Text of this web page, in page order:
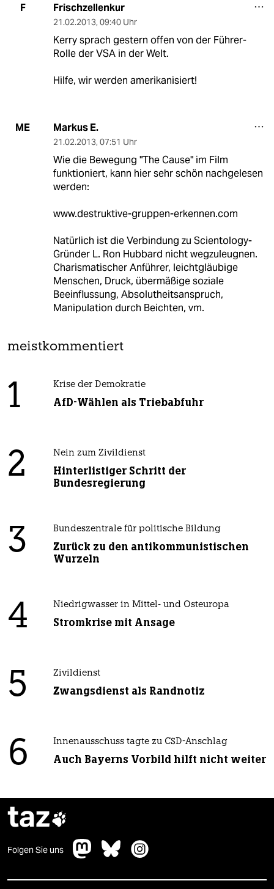
F Frischzellenkur
21.02.2013, 09:40 Uhr
Kerry sprach gestern offen von der Führer-
Rolle der VSA in der Welt.
Hilfe, wir werden amerikanisiert!
ME Markus E.
21.02.2013, 07:51 Uhr
Wie die Bewegung "The Cause" im Film
funktioniert, kann hier sehr schön nachgelesen
werden:
www.destruktive-gruppen-erkennen.com
Natürlich ist die Verbindung zu Scientology-
Gründer L. Ron Hubbard nicht wegzuleugnen.
Charismatischer Anführer, leichtgläubige
Menschen, Druck, übermäßige soziale
Beeinflussung, Absolutheitsanspruch,
Manipulation durch Beichten, vm.
meistkommentiert
1 Krise der Demokratie
AfD-Wählen als Triebabfuhr
2 Nein zum Zivildienst
Hinterlistiger Schritt der
Bundesregierung
3 Bundeszentrale für politische Bildung
Zurück zu den antikommunistischen
Wurzeln
4 Niedrigwasser in Mittel- und Osteuropa
Stromkrise mit Ansage
5 Zivildienst
Zwangsdienst als Randnotiz
6 Innenausschuss tagte zu CSD-Anschlag
Auch Bayerns Vorbild hilft nicht weiter
taz
Folgen Sie uns